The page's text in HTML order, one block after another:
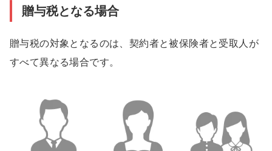
贈与税となる場合
贈与税の対象となるのは、契約者と被保険者と受取人が
すべて異なる場合です。